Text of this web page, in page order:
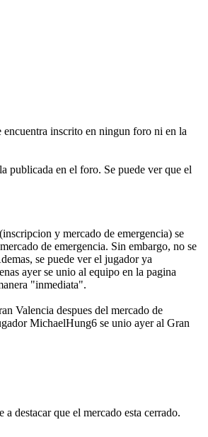
encuentra inscrito en ningun foro ni en la
publicada en el foro. Se puede ver que el
y mercado de emergencia) se
de emergencia. Sin embargo, no se
se puede ver el jugador ya
ayer se unio al equipo en la pagina
"inmediata".
Valencia despues del mercado de
MichaelHung6 se unio ayer al Gran
destacar que el mercado esta cerrado.